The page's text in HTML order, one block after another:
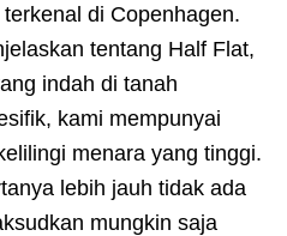
di Copenhagen.
tentang Half Flat,
indah di tanah
kami mempunyai
menara yang tinggi.
lebih jauh tidak ada
mungkin saja